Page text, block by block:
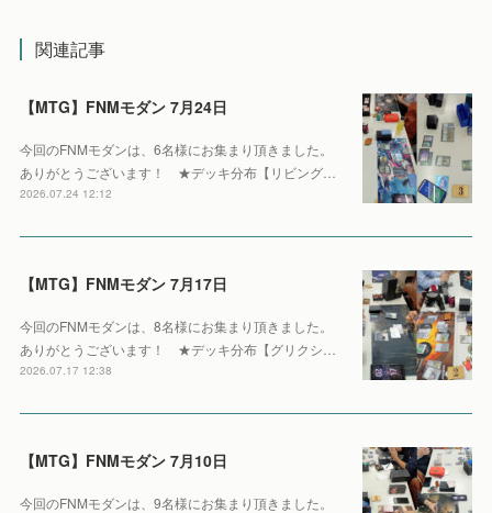
関連記事
【MTG】FNMモダン 7月24日
今回のFNMモダンは、6名様にお集まり頂きました。
ありがとうございます！ ★デッキ分布【リビング…
2026.07.24 12:12
【MTG】FNMモダン 7月17日
今回のFNMモダンは、8名様にお集まり頂きました。
ありがとうございます！ ★デッキ分布【グリクシ…
2026.07.17 12:38
【MTG】FNMモダン 7月10日
今回のFNMモダンは、9名様にお集まり頂きました。